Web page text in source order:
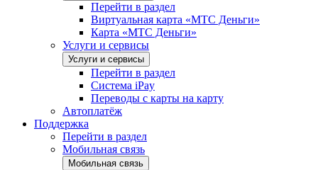
Перейти в раздел
Виртуальная карта «МТС Деньги»
Карта «МТС Деньги»
Услуги и сервисы
Услуги и сервисы
Перейти в раздел
Система iPay
Переводы с карты на карту
Автоплатёж
Поддержка
Перейти в раздел
Мобильная связь
Мобильная связь